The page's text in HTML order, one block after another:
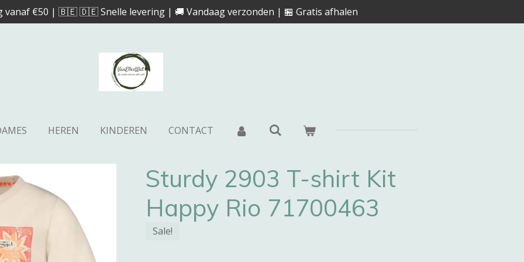
€50 | 🇧🇪 🇩🇪 Snelle levering | 🚚 Vandaag verzonden | 🏪 Gratis afhalen
HEREN KINDEREN CONTACT
Sturdy 2903 T-shirt Kit
Happy Rio 71700463
Sale!